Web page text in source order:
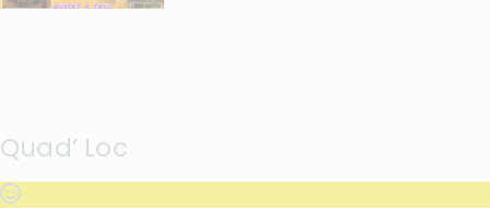
Quad’ Loc